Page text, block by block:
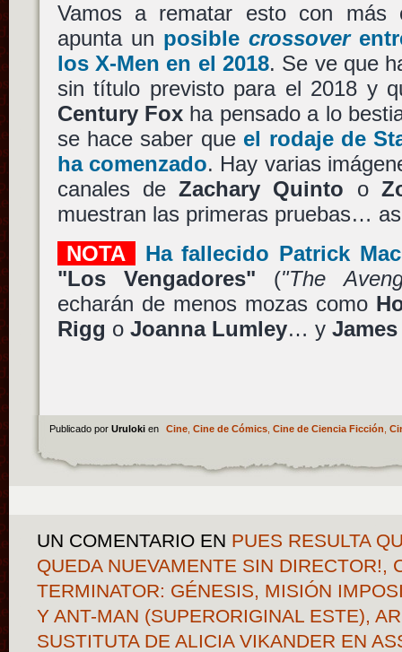
Vamos a rematar esto con más
apunta un posible crossover
los X-Men en el 2018. Se ve que
sin título previsto para el 2018 y
Century Foxha pensado a lo
se hace saber que el rodaje de
ha comenzado. Hay varias
canales deZachary Quinto o
muestran las primeras pruebas…
NOTA
Ha fallecido Patrick
"Los Vengadores" ("The
echarán de menos mozas como
Rigg o Joanna Lumley… y
Publicado por Uruloki en Cine, Cine de Cómics, Cine de Ciencia Ficción
UN COMENTARIO EN PUES RESULTA
QUEDA NUEVAMENTE SIN DIRECTOR!,
TERMINATOR: GÉNESIS, MISIÓN
Y ANT-MAN (SUPERORIGINAL ESTE),
SUSTITUTA DE ALICIA VIKANDER EN